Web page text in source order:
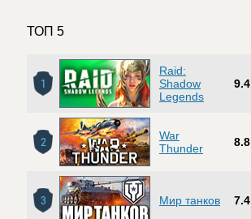
ТОП 5
1
Raid:
Shadow
Legends
9.4
2
War
Thunder
8.8
3 Мир танков 7.4